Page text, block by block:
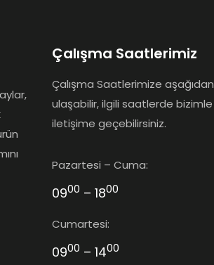
Çalışma Saatlerimiz
Çalışma Saatlerimize aşağıdan
ulaşabilir, ilgili saatlerde bizimle
iletişime geçebilirsiniz.
Pazartesi – Cuma:
0900 – 1800
Cumartesi:
0900 – 1400